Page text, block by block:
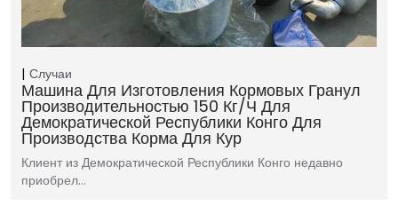
Случаи
Машина Для Изготовления Кормовых Гранул
Производительностью 150 Кг/ч Для
Демократической Республики Конго Для
Производства Корма Для Кур
Клиент из Демократической Республики Конго недавно
приобрел…